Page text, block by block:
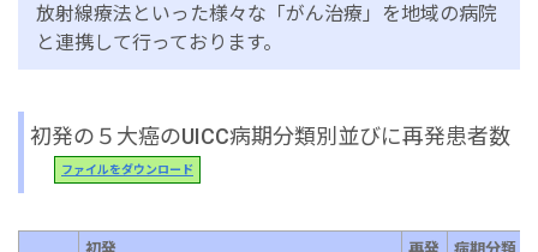
放射線療法といった様々な「がん治療」を地域の病院
と連携して行っております。
初発の５大癌のUICC病期分類別並びに再発患者数
ファイルをダウンロード